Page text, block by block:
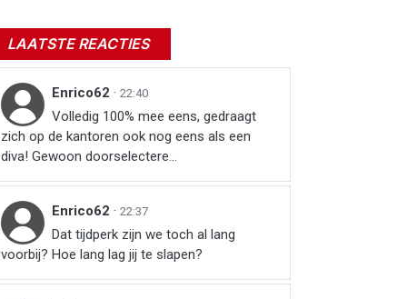
LAATSTE REACTIES
Enrico62 · 22:40
Volledig 100% mee eens, gedraagt
zich op de kantoren ook nog eens als een
diva! Gewoon doorselectere...
Enrico62 · 22:37
Dat tijdperk zijn we toch al lang
voorbij? Hoe lang lag jij te slapen?